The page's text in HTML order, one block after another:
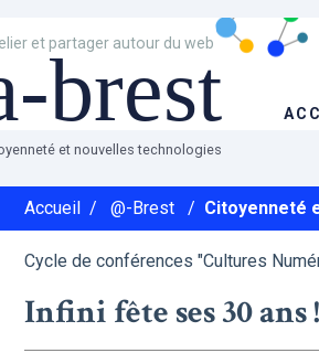
et partager autour du web
brest
et nouvelles technologies
Accueil / @-Brest / Citoyenneté
Cycle de conférences "Cultures
Infini fête ses 30 ans !